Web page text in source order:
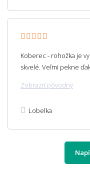
Koberec - rohožka je
skvelé. Veľmi pekne
Zobraziť pôvodný
Lobelka